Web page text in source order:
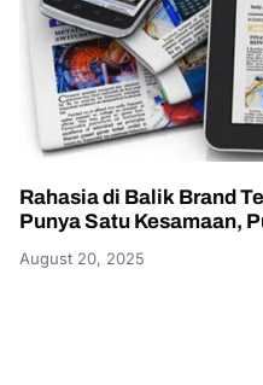
Rahasia di Balik Brand
Punya Satu Kesamaan,
August 20, 2025